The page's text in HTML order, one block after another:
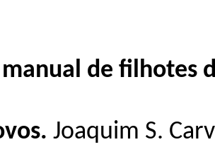
de filhotes
Joaquim S.